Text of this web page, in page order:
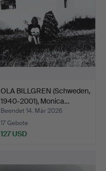
OLA BILLGREN (Schweden,
1940-2001), Monica…
Beendet 14. Mär 2026
17 Gebote
127 USD